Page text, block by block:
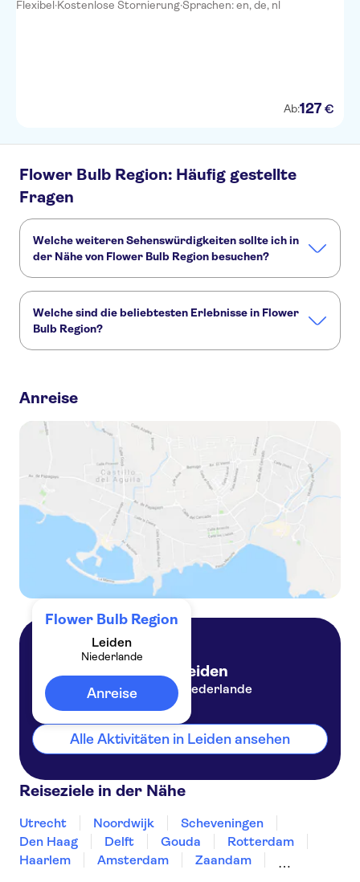
Flexibel·Kostenlose Stornierung·Sprachen: en, de, nl
Ab:127 €
Flower Bulb Region: Häufig gestellte
Fragen
Welche weiteren Sehenswürdigkeiten sollte ich in
der Nähe von Flower Bulb Region besuchen?
Kaag Lakes boat cruises
Welche sind die beliebtesten Erlebnisse in Flower
Bulb Region?
Fahrkarte für die Region Amsterdam für 1 bis 3 Tage
Frühlingskreuzfahrt auf den Kagerplassen ab Warmond
Anreise
Flower Bulb Region
Leiden
Niederlande
Anreise
Leiden
Niederlande
Alle Aktivitäten in Leiden ansehen
Reiseziele in der Nähe
Utrecht Noordwijk
Scheveningen
Den Haag
Delft Gouda
Rotterdam
Haarlem
Amsterdam
Zaandam